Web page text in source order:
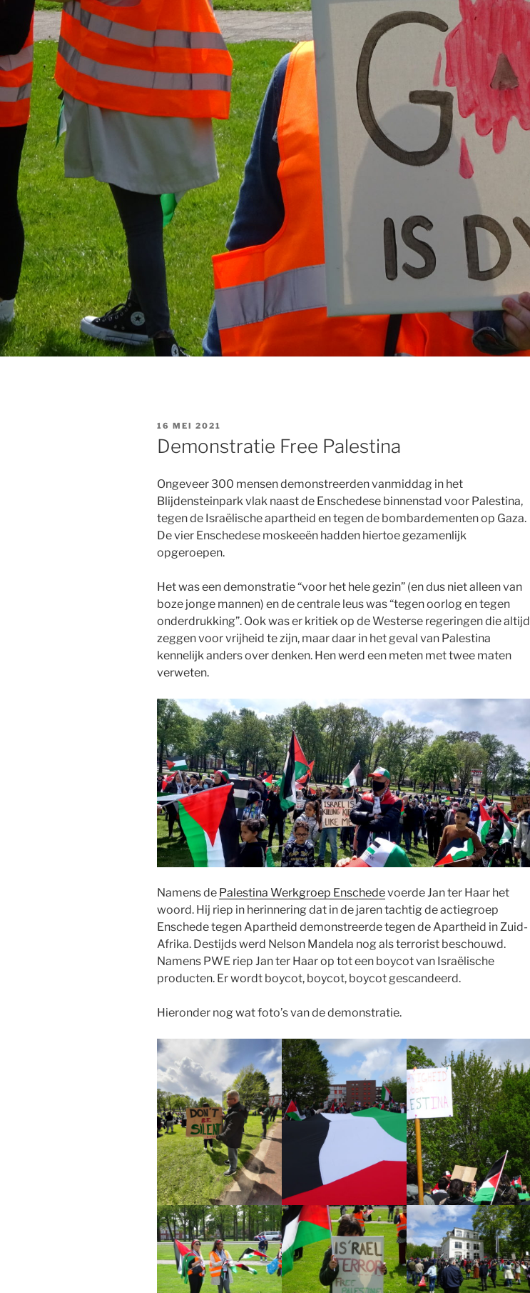
GEPLAATST
OP
16 MEI 2021
Demonstratie Free Palestina
Ongeveer 300 mensen demonstreerden vanmiddag in het
Blijdensteinpark vlak naast de Enschedese binnenstad voor Palestina,
tegen de Israëlische apartheid en tegen de bombardementen op Gaza.
De vier Enschedese moskeeën hadden hiertoe gezamenlijk
opgeroepen.
Het was een demonstratie “voor het hele gezin” (en dus niet alleen van
boze jonge mannen) en de centrale leus was “tegen oorlog en tegen
onderdrukking”. Ook was er kritiek op de Westerse regeringen die altijd
zeggen voor vrijheid te zijn, maar daar in het geval van Palestina
kennelijk anders over denken. Hen werd een meten met twee maten
verweten.
Namens de Palestina Werkgroep Enschedevoerde Jan ter Haar het
woord. Hij riep in herinnering dat in de jaren tachtig de actiegroep
Enschede tegen Apartheid demonstreerde tegen de Apartheid in Zuid-
Afrika. Destijds werd Nelson Mandela nog als terrorist beschouwd.
Namens PWE riep Jan ter Haar op tot een boycot van Israëlische
producten. Er wordt boycot, boycot, boycot gescandeerd.
Hieronder nog wat foto’s van de demonstratie.